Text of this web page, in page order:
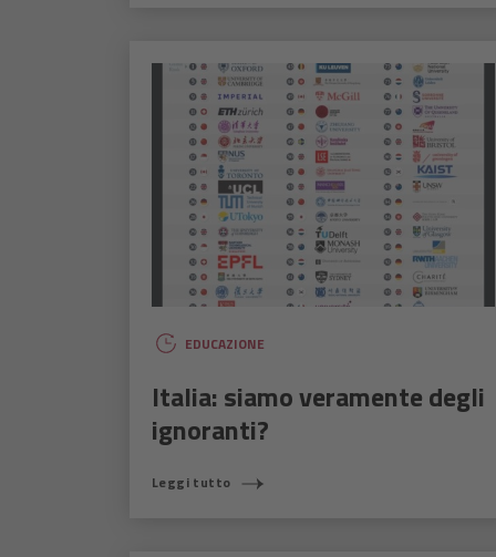
EDUCAZIONE
Italia: siamo veramente degli
ignoranti?
Leggi tutto